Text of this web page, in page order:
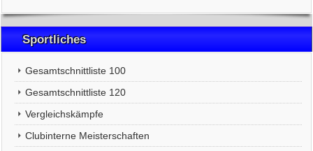
Sportliches
Gesamtschnittliste 100
Gesamtschnittliste 120
Vergleichskämpfe
Clubinterne Meisterschaften